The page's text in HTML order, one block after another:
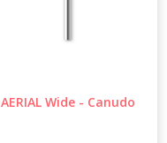
AERIAL Wide - Canudo